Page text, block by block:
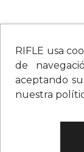
RIFLE usa
de
aceptando su
nuestra